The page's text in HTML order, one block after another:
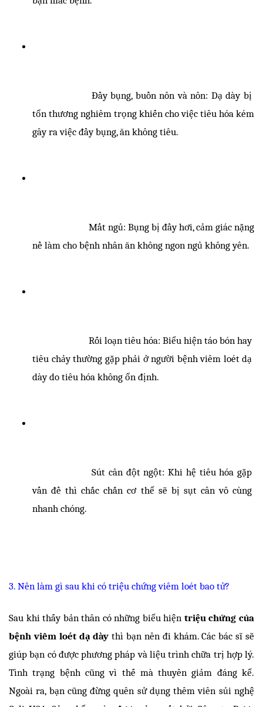
Đầy bụng, buồn nôn và nôn: Dạ dày bị
tổn thương nghiêm trọng khiến cho việc tiêu hóa kém
gây ra việc đầy bụng, ăn không tiêu.
Mất ngủ: Bụng bị đầy hơi, cảm giác nặng
nề làm cho bệnh nhân ăn không ngon ngủ không yên.
Rối loạn tiêu hóa: Biểu hiện táo bón hay
tiêu chảy thường gặp phải ở người bệnh viêm loét dạ
dày do tiêu hóa không ổn định.
Sút cân đột ngột: Khi hệ tiêu hóa gặp
vấn đề thì chắc chắn cơ thể sẽ bị sụt cân vô cùng
nhanh chóng.
3. Nên làm gì sau khi có triệu chứng viêm loét bao tử?
Sau khi thấy bản thân có những biểu hiện triệu chứng của
bệnh viêm loét dạ dày thì bạn nên đi khám. Các bác sĩ sẽ
giúp bạn có được phương pháp và liệu trình chữa trị hợp lý.
Tình trạng bệnh cũng vì thế mà thuyên giảm đáng kể.
Ngoài ra, bạn cũng đừng quên sử dụng thêm viên sủi nghệ